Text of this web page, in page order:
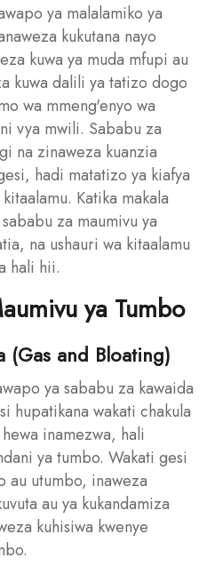
ya malalamiko ya
kukutana nayo
kuwa ya muda mfupi au
kuwa dalili ya tatizo dogo
wa mmeng'enyo wa
vya mwili. Sababu za
na zinaweza kuanzia
hadi matatizo ya kiafya
Katika makala
za maumivu ya
na ushauri wa kitaalamu
hali hii.
ya Tumbo
(Gas and Bloating)
ya sababu za kawaida
hupatikana wakati chakula
inamezwa, hali
ya tumbo. Wakati gesi
au utumbo, inaweza
au ya kukandamiza
kuhisiwa kwenye